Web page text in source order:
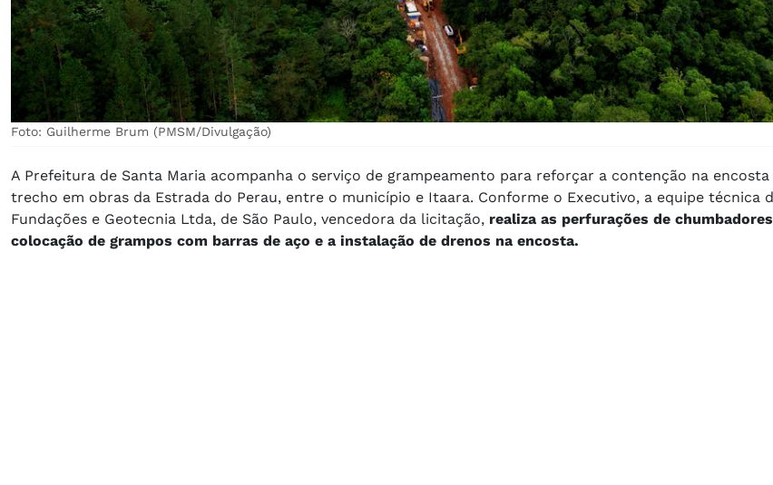
Foto: Guilherme Brum (PMSM/Divulgação)
A Prefeitura de Santa Maria acompanha o serviço de grampeamento para reforçar a contenção na
trecho em obras da Estrada do Perau, entre o município e Itaara. Conforme o Executivo, a equipe técnica
Fundações e Geotecnia Ltda, de São Paulo, vencedora da licitação, realiza as perfurações de
colocação de grampos com barras de aço e a instalação de drenos na encosta.